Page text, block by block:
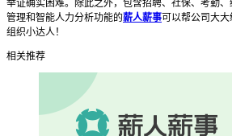
举证确实困难。除此之外，包含招聘、社保、考勤
管理和智能人力分析功能的薪人薪事可以帮公司大
组织小达人！
相关推荐